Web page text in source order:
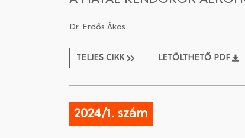
Dr. Erdős Ákos
TELJES CIKK LETÖLTHETŐ PDF
2024/1. szám